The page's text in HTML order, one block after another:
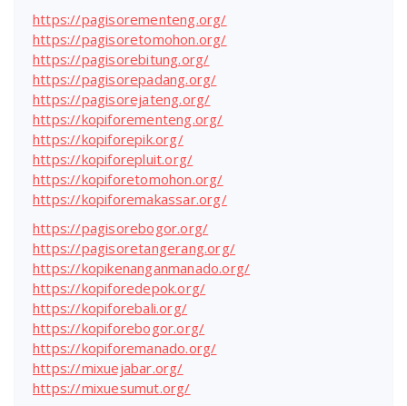
https://pagisorementeng.org/
https://pagisoretomohon.org/
https://pagisorebitung.org/
https://pagisorepadang.org/
https://pagisorejateng.org/
https://kopiforementeng.org/
https://kopiforepik.org/
https://kopiforepluit.org/
https://kopiforetomohon.org/
https://kopiforemakassar.org/
https://pagisorebogor.org/
https://pagisoretangerang.org/
https://kopikenanganmanado.org/
https://kopiforedepok.org/
https://kopiforebali.org/
https://kopiforebogor.org/
https://kopiforemanado.org/
https://mixuejabar.org/
https://mixuesumut.org/